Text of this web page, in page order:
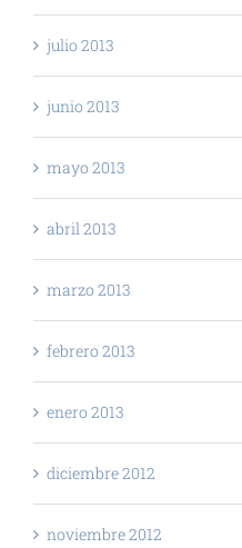
julio 2013
junio 2013
mayo 2013
abril 2013
marzo 2013
febrero 2013
enero 2013
diciembre 2012
noviembre 2012